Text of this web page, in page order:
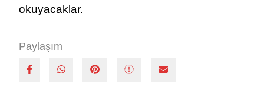
okuyacaklar.
Paylaşım